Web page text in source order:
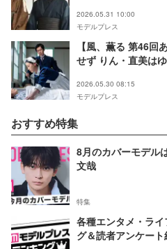
2026.05.31 10:00
モデルプレス
【風、薫る 第46回
せず りん・直美は
2026.05.30 08:15
モデルプレス
おすすめ特集
8月のカバーモデル
文哉
特集
各種エンタメ・ラ
グ＆読者アンケー